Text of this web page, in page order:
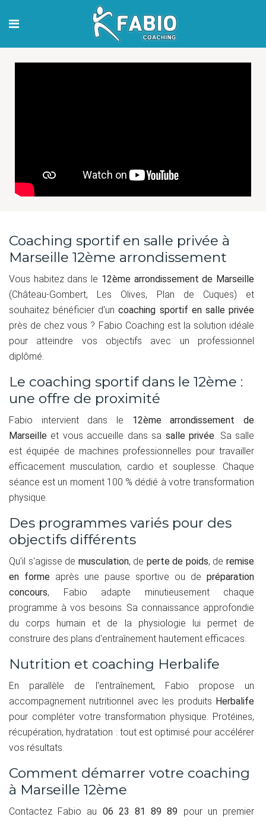
Coaching sportif en salle privée à
Marseille 12ème arrondissement
Vous habitez dans le 12ème arrondissement de Marseille
(Château-Gombert, Les Olives, Plan de Cuques) et
souhaitez bénéficier d'uncoaching sportif en salle privée
près de chez vous ? Fabio Coaching est la solution idéale
pour atteindre vos objectifs avec un professionnel
diplômé.
Le coaching sportif dans le 12ème :
une offre de proximité
Fabio intervient dans le 12ème arrondissement de
Marseille et vous accueille dans sa salle privée. Sa salle
est équipée de machines professionnelles pour travailler
efficacement musculation, cardio et souplesse. Chaque
séance est un moment 100 % dédié à votre transformation
physique.
Des programmes variés pour des
objectifs différents
Qu'il s'agisse de musculation, de perte de poids, deremise
en forme après une pause sportive ou de préparation
concours, Fabio adapte minutieusement chaque
programme à vos besoins. Sa connaissance approfondie
du corps humain et de la physiologie lui permet de
construire des plans d'entraînement hautement efficaces.
Nutrition et coaching Herbalife
En parallèle de l'entraînement, Fabio propose un
accompagnement nutritionnel avec les produits Herbalife
pour compléter votre transformation physique. Protéines,
récupération, hydratation : tout est optimisé pour accélérer
vos résultats.
Comment démarrer votre coaching
à Marseille 12ème
Contactez Fabio au 06 23 81 89 89 pour un premier